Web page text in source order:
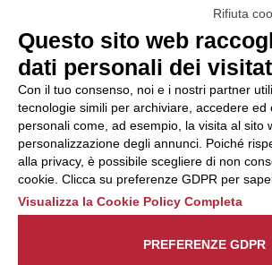
del Codice di Condotta, è
possibile presentare un
reclamo
all’Organismo di
Monitoraggio utilizzando
una delle modalità
descritte al seguente
indirizzo web
https://odm-
agenzielavoro.it/reclami/ .
Rifiuta
Questo sito web
dati personali dei
Con il tuo consenso, noi e i nostri partner
tecnologie simili per archiviare, accedere ed
personali come, ad esempio, la visita al sito
personalizzazione degli annunci. Poiché
alla privacy, è possibile scegliere di non
cookie. Clicca su preferenze GDPR per
Visualizza la Cookie Policy Completa
PREFERENZE GDPR